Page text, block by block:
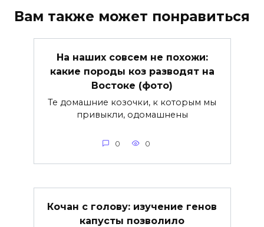
Вам также может понравиться
На наших совсем не похожи:
какие породы коз разводят на
Востоке (фото)
Те домашние козочки, к которым мы
привыкли, одомашнены
0 0
Кочан с голову: изучение генов
капусты позволило